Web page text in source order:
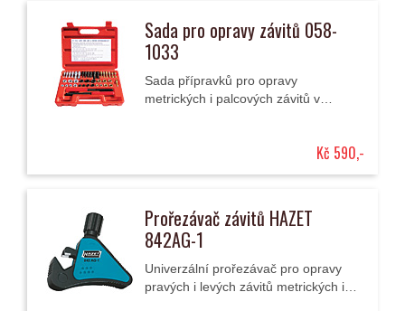
Sada pro opravy závitů 058-
1033
Sada přípravků pro opravy
metrických i palcových závitů v
Kč 590,-
Prořezávač závitů HAZET
842AG-1
Univerzální prořezávač pro opravy
pravých i levých závitů metrických i